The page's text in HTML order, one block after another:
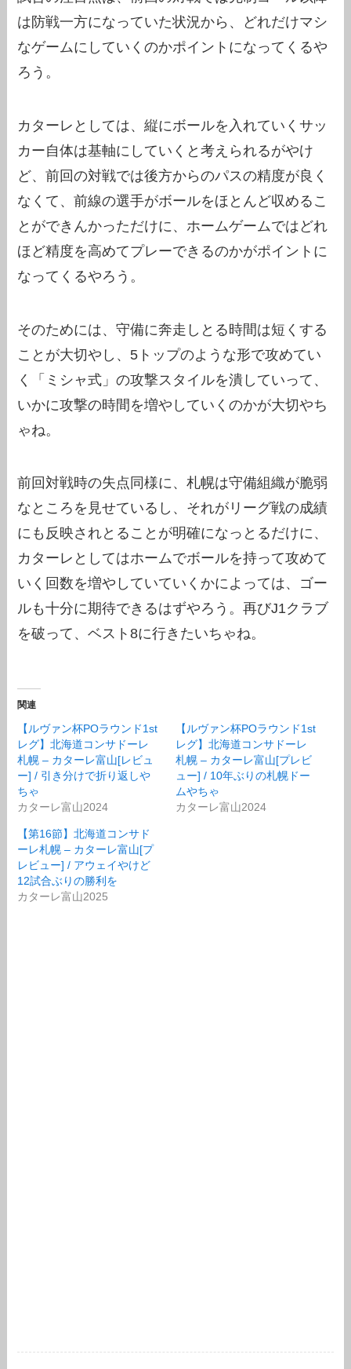
は防戦一方になっていた状況から、どれだけマシ
なゲームにしていくのかポイントになってくるや
ろう。
カターレとしては、縦にボールを入れていくサッ
カー自体は基軸にしていくと考えられるがやけ
ど、前回の対戦では後方からのパスの精度が良く
なくて、前線の選手がボールをほとんど収めるこ
とができんかっただけに、ホームゲームではどれ
ほど精度を高めてプレーできるのかがポイントに
なってくるやろう。
そのためには、守備に奔走しとる時間は短くする
ことが大切やし、5トップのような形で攻めてい
く「ミシャ式」の攻撃スタイルを潰していって、
いかに攻撃の時間を増やしていくのかが大切やち
ゃね。
前回対戦時の失点同様に、札幌は守備組織が脆弱
なところを見せているし、それがリーグ戦の成績
にも反映されとることが明確になっとるだけに、
カターレとしてはホームでボールを持って攻めて
いく回数を増やしていていくかによっては、ゴー
ルも十分に期待できるはずやろう。再びJ1クラブ
を破って、ベスト8に行きたいちゃね。
関連
【ルヴァン杯POラウンド1st
レグ】北海道コンサドーレ
札幌 – カターレ富山[レビュ
ー] / 引き分けで折り返しや
ちゃ
カターレ富山2024
【ルヴァン杯POラウンド1st
レグ】北海道コンサドーレ
札幌 – カターレ富山[プレビ
ュー] / 10年ぶりの札幌ドー
ムやちゃ
カターレ富山2024
【第16節】北海道コンサド
ーレ札幌 – カターレ富山[プ
レビュー] / アウェイやけど
12試合ぶりの勝利を
カターレ富山2025